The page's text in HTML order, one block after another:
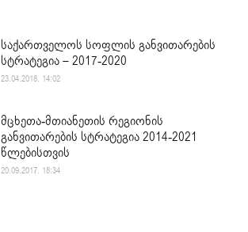
საქართველოს სოფლის განვითარების
სტრატეგია – 2017-2020
23.04.2018. 14:02
მცხეთა-მთიანეთის რეგიონის
განვითარების სტრატეგია 2014-2021
წლებისთვის
20.09.2017. 18:34